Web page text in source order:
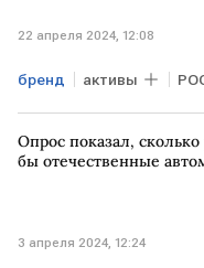
22 апреля 2024, 12:08
бренд активы
Опрос показал,
бы отечественные
3 апреля 2024, 12:24